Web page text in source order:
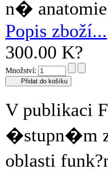
n�
Popis zboží...
300.00 K?
Množství:
V publikaci
�stupn�m
oblasti